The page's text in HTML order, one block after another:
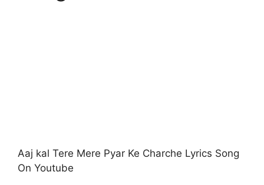
Aaj kal Tere Mere Pyar Ke Charche Lyrics Song
On Youtube